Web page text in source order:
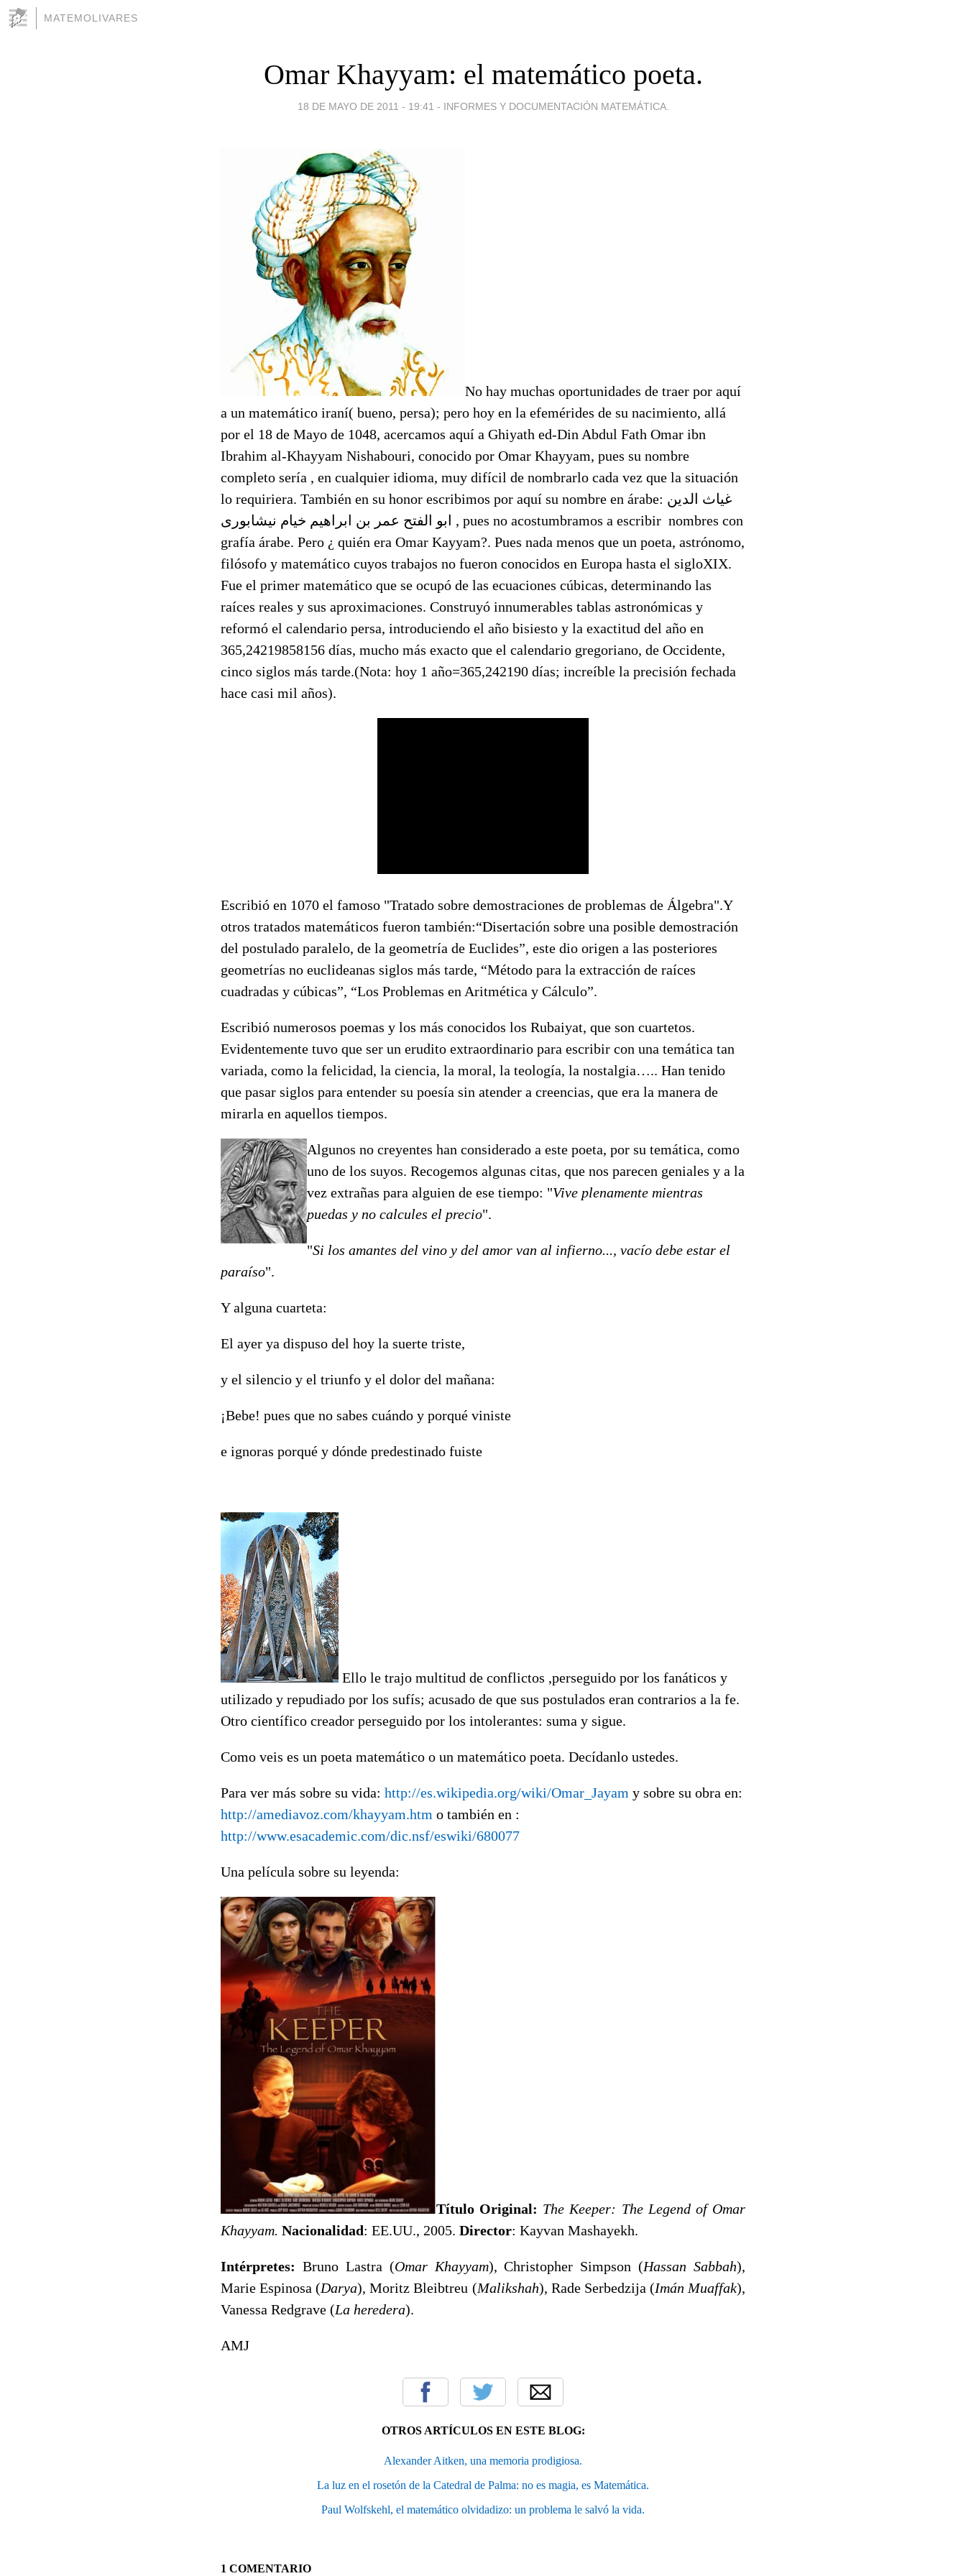
MATEMOLIVARES
Omar Khayyam: el matemático poeta.
18 DE MAYO DE 2011 - 19:41 - INFORMES Y DOCUMENTACIÓN MATEMÁTICA.
No hay muchas oportunidades de traer por aquí
a un matemático iraní( bueno, persa); pero hoy en la efemérides de su nacimiento, allá
por el 18 de Mayo de 1048, acercamos aquí a Ghiyath ed-Din Abdul Fath Omar ibn
Ibrahim al-Khayyam Nishabouri, conocido por Omar Khayyam, pues su nombre
completo sería , en cualquier idioma, muy difícil de nombrarlo cada vez que la situación
lo requiriera. También en su honor escribimos por aquí su nombre en árabe: غياث الدین
ابو الفتح عمر بن ابراهیم خیام نيشابوری , pues no acostumbramos a escribir nombres con
grafía árabe. Pero ¿ quién era Omar Kayyam?. Pues nada menos que un poeta, astrónomo,
filósofo y matemático cuyos trabajos no fueron conocidos en Europa hasta el sigloXIX.
Fue el primer matemático que se ocupó de las ecuaciones cúbicas, determinando las
raíces reales y sus aproximaciones. Construyó innumerables tablas astronómicas y
reformó el calendario persa, introduciendo el año bisiesto y la exactitud del año en
365,24219858156 días, mucho más exacto que el calendario gregoriano, de Occidente,
cinco siglos más tarde.(Nota: hoy 1 año=365,242190 días; increíble la precisión fechada
hace casi mil años).
Escribió en 1070 el famoso "Tratado sobre demostraciones de problemas de Álgebra".Y
otros tratados matemáticos fueron también:“Disertación sobre una posible demostración
del postulado paralelo, de la geometría de Euclides”, este dio origen a las posteriores
geometrías no euclideanas siglos más tarde, “Método para la extracción de raíces
cuadradas y cúbicas”, “Los Problemas en Aritmética y Cálculo”.
Escribió numerosos poemas y los más conocidos los Rubaiyat, que son cuartetos.
Evidentemente tuvo que ser un erudito extraordinario para escribir con una temática tan
variada, como la felicidad, la ciencia, la moral, la teología, la nostalgia….. Han tenido
que pasar siglos para entender su poesía sin atender a creencias, que era la manera de
mirarla en aquellos tiempos.
Algunos no creyentes han considerado a este poeta, por su temática, como
uno de los suyos. Recogemos algunas citas, que nos parecen geniales y a la
vez extrañas para alguien de ese tiempo: "Vive plenamente mientras
puedas y no calcules el precio".
"Si los amantes del vino y del amor van al infierno..., vacío debe estar el
paraíso".
Y alguna cuarteta:
El ayer ya dispuso del hoy la suerte triste,
y el silencio y el triunfo y el dolor del mañana:
¡Bebe! pues que no sabes cuándo y porqué viniste
e ignoras porqué y dónde predestinado fuiste
Ello le trajo multitud de conflictos ,perseguido por los fanáticos y
utilizado y repudiado por los sufís; acusado de que sus postulados eran contrarios a la fe.
Otro científico creador perseguido por los intolerantes: suma y sigue.
Como veis es un poeta matemático o un matemático poeta. Decídanlo ustedes.
Para ver más sobre su vida: http://es.wikipedia.org/wiki/Omar_Jayam y sobre su obra en:
http://amediavoz.com/khayyam.htm o también en :
http://www.esacademic.com/dic.nsf/eswiki/680077
Una película sobre su leyenda:
Título Original: The Keeper: The Legend of Omar
Khayyam. Nacionalidad: EE.UU., 2005. Director: Kayvan Mashayekh.
Intérpretes: Bruno Lastra (Omar Khayyam), Christopher Simpson (Hassan Sabbah),
Marie Espinosa (Darya), Moritz Bleibtreu (Malikshah), Rade Serbedzija (Imán Muaffak),
Vanessa Redgrave (La heredera).
AMJ
OTROS ARTÍCULOS EN ESTE BLOG:
Alexander Aitken, una memoria prodigiosa.
La luz en el rosetón de la Catedral de Palma: no es magia, es Matemática.
Paul Wolfskehl, el matemático olvidadizo: un problema le salvó la vida.
1 COMENTARIO